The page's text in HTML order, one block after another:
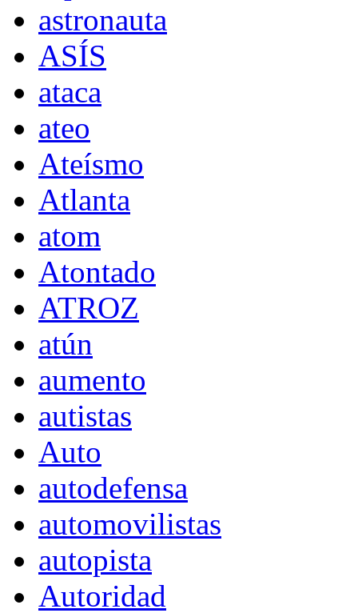
astronauta
ASÍS
ataca
ateo
Ateísmo
Atlanta
atom
Atontado
ATROZ
atún
aumento
autistas
Auto
autodefensa
automovilistas
autopista
Autoridad